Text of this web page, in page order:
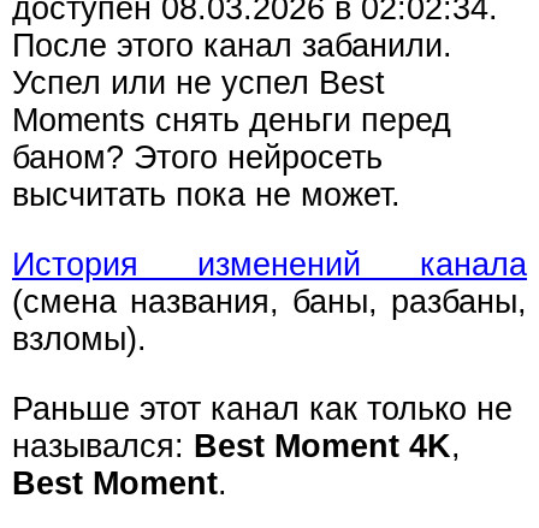
доступен 08.03.2026 в 02:02:34.
После этого канал забанили.
Успел или не успел Best
Moments снять деньги перед
баном? Этого нейросеть
высчитать пока не может.
История изменений канала
(смена названия, баны, разбаны,
взломы).
Раньше этот канал как только не
назывался: Best Moment 4K,
Best Moment.